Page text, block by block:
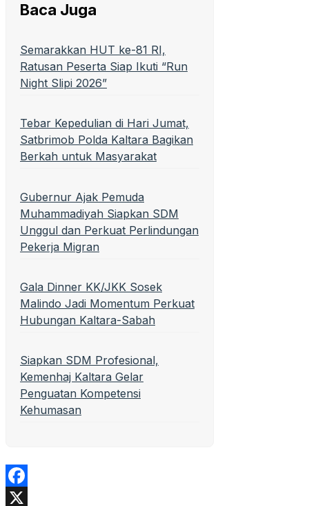
Baca Juga
Semarakkan HUT ke-81 RI,
Ratusan Peserta Siap Ikuti “Run
Night Slipi 2026”
Tebar Kepedulian di Hari Jumat,
Satbrimob Polda Kaltara Bagikan
Berkah untuk Masyarakat
Gubernur Ajak Pemuda
Muhammadiyah Siapkan SDM
Unggul dan Perkuat Perlindungan
Pekerja Migran
Gala Dinner KK/JKK Sosek
Malindo Jadi Momentum Perkuat
Hubungan Kaltara-Sabah
Siapkan SDM Profesional,
Kemenhaj Kaltara Gelar
Penguatan Kompetensi
Kehumasan
Facebook